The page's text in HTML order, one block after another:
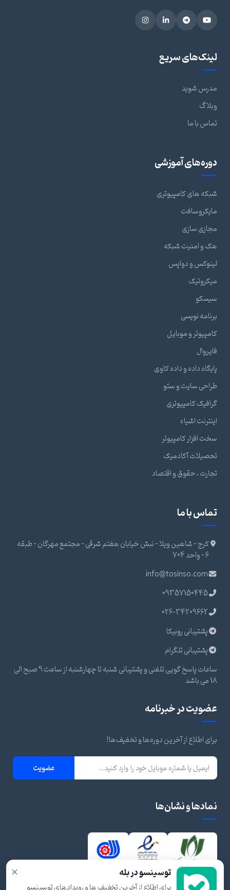
لینک‌های سریع
مدرس شوید
وبلاگ
تماس با ما
دوره‌های آموزشی
شبکه های کامپیوتری
مایکروسافت
مجازی سازی
هک و امنیت شبکه
لینوکس و دواپس
میکروتیک
سیسکو
برنامه نویسی
کامپیوتر و موبایل
فایروال
پایگاه داده و داده کاوی
طراحی سایت و سئو
گرافیک کامپیوتری
اینترنت اشیاء
سخت افزار کامپیوتر
تحصیلات آکادمیک
تجارت ، حقوق و اقتصاد
تماس با ما
کرج - شاهین ویلا - نبش خیابان هفتم شرقی - مجتمع مهرگان - طبقه
6 - واحد 704
info@tosinso.com
09357150445
026-34209662
پشتیبانی روبیکا
پشتیبانی تلگرام
ساعات پاسخ گویی تلفنی و پشتیبانی شنبه تا چهارشنبه از ساعت 9 صبح الی
18 می باشد
عضویت در خبرنامه
برای اطلاع از آخرین دوره‌ها و تخفیف‌ها!
عضویت
نمادها و نشان‌ها
× توسینسو در بله
برای اطلاع از آخرین تخفیف ها و رویدادهای توسینسو